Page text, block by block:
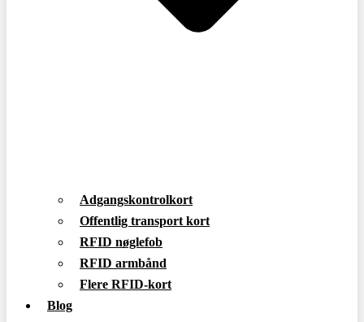
Adgangskontrolkort
Offentlig transport kort
RFID nøglefob
RFID armbånd
Flere RFID-kort
Blog